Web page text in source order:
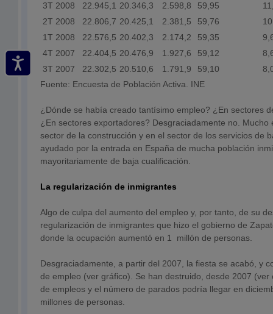
3T 2008
22.945,1 20.346,3 2.598,8 59,95
2T 2008
22.806,7 20.425,1 2.381,5 59,76
1T 2008
22.576,5 20.402,3 2.174,2 59,35
4T 2007
22.404,5 20.476,9 1.927,6 59,12
3T 2007
22.302,5 20.510,6 1.791,9 59,10
Fuente: Encuesta de Población Activa. INE
¿Dónde se había creado tantísimo empleo? ¿En sectores
¿En sectores exportadores? Desgraciadamente no. Mucho
sector de la construcción y en el sector de los servicios de
ayudado por la entrada en España de mucha población
mayoritariamente de baja cualificación.
La regularización de inmigrantes
Algo de culpa del aumento del empleo y, por tanto, de su
regularización de inmigrantes que hizo el gobierno de
donde la ocupación aumentó en 1 millón de personas.
Desgraciadamente, a partir del 2007, la fiesta se acabó, y
de empleo (ver gráfico). Se han destruido, desde 2007 (ver
de empleos y el número de parados podría llegar en
millones de personas.